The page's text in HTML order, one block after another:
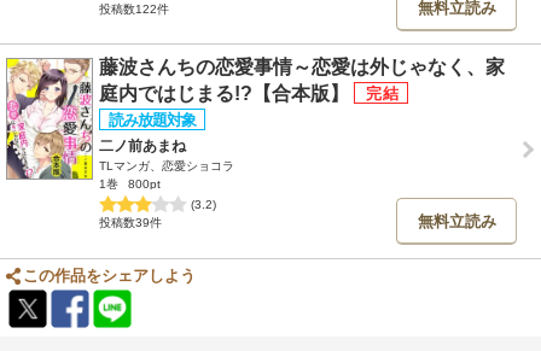
投稿数122件
無料立読み
藤波さんちの恋愛事情～恋愛は外じゃなく、家
庭内ではじまる!?【合本版】
二ノ前あまね
TLマンガ、恋愛ショコラ
1巻
800pt
(3.2)
投稿数39件
無料立読み
この作品をシェアしよう